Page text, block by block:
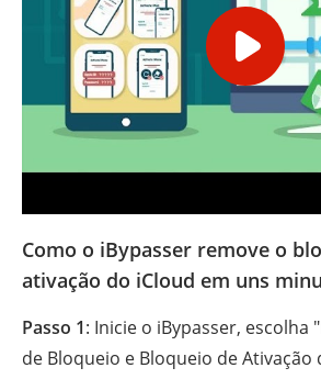
Como o iBypasser remove o
ativação do iCloud em uns
Passo 1: Inicie o iBypasser, escolha
de Bloqueio e Bloqueio de Ativação